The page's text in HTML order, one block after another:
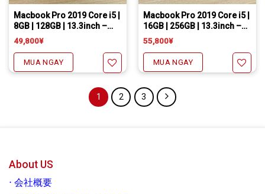
Macbook Pro 2019 Core i5 |
8GB | 128GB | 13.3inch –
Sliver
49,800¥
Yêu thích
MUA NGAY
Macbook Pro 2019 Core i5 |
16GB | 256GB | 13.3inch –
Gray – Phím Nhật
55,800¥
MUA NGAY
1 2 3
About US
⋅ 会社概要